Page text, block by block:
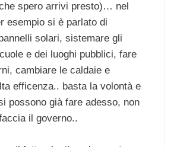
spero arrivi presto)… nel
esempio si è parlato di
solari, sistemare gli
e dei luoghi pubblici, fare
cambiare le caldaie e
efficenza.. basta la volontà e
possono già fare adesso, non
il governo..